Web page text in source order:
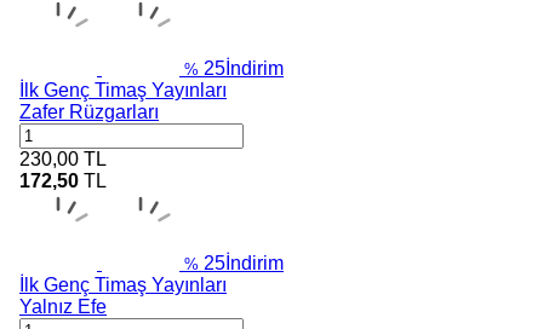
% 25 İndirim
İlk Genç Timaş Yayınları
Zafer Rüzgarları
230,00 TL
172,50 TL
% 25 İndirim
İlk Genç Timaş Yayınları
Yalnız Efe